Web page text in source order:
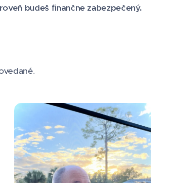
budeš finančne zabezpečený.